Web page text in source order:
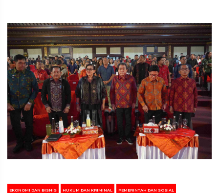
EKONOMI DAN BISNIS HUKUM DAN KRIMINAL PEMERINTAH DAN SOSIAL